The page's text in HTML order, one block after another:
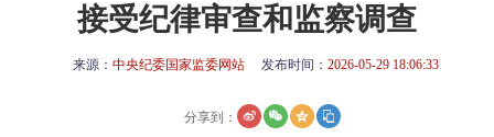
接受纪律审查和监察调查
来源： 中央纪委国家监委网站 发布时间： 2026-05-29 18:06:33
分享到：